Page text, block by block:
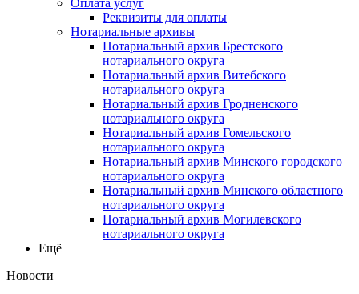
Реквизиты для оплаты
Нотариальные архивы
Нотариальный архив Брестского
нотариального округа
Нотариальный архив Витебского
нотариального округа
Нотариальный архив Гродненского
нотариального округа
Нотариальный архив Гомельского
нотариального округа
Нотариальный архив Минского городского
нотариального округа
Нотариальный архив Минского областного
нотариального округа
Нотариальный архив Могилевского
нотариального округа
Ещё
Новости